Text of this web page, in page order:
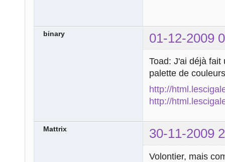
binary 01-12-2009
Toad: J'ai déjà
palette de
http://
http://
Mattrix 30-11-2009
Volontier, mais